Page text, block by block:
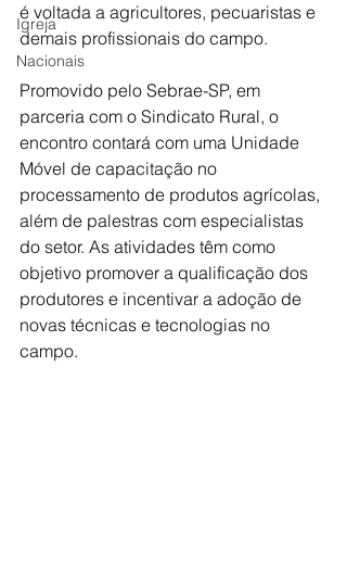
Igreja
Nacionais
é voltada a agricultores, pecuaristas e
demais profissionais do campo.
Promovido pelo Sebrae-SP, em
parceria com o Sindicato Rural, o
encontro contará com uma Unidade
Móvel de capacitação no
processamento de produtos agrícolas,
além de palestras com especialistas
do setor. As atividades têm como
objetivo promover a qualificação dos
produtores e incentivar a adoção de
novas técnicas e tecnologias no
campo.